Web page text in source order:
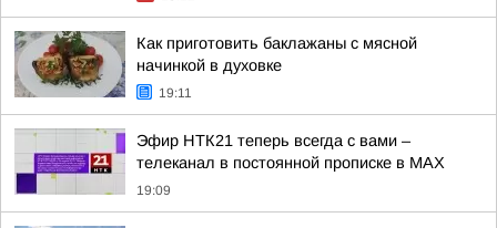
Как приготовить баклажаны с мясной
начинкой в духовке
19:11
Эфир НТК21 теперь всегда с вами –
телеканал в постоянной прописке в МАХ
19:09